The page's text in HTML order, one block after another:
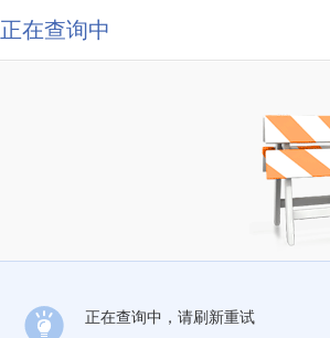
正在查询中
正在查询中，请刷新重试